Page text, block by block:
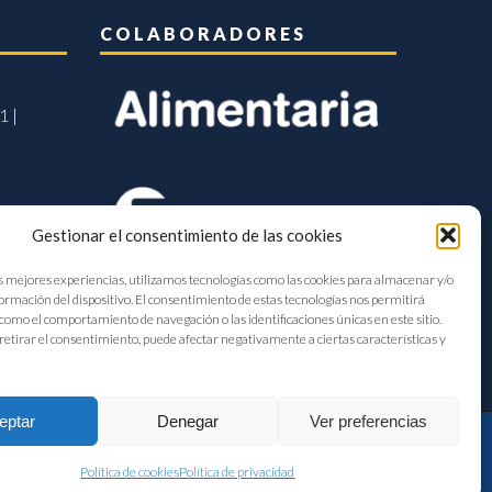
Gestionar el consentimiento de las cookies
mejores experiencias, utilizamos tecnologías como las cookies para almacenar y/o
del dispositivo. El consentimiento de estas tecnologías nos permitirá
el comportamiento de navegación o las identificaciones únicas en este sitio.
el consentimiento, puede afectar negativamente a ciertas características y
Denegar Ver preferencias
Política de cookiesPolítica de privacidad
|
COLABORADORES